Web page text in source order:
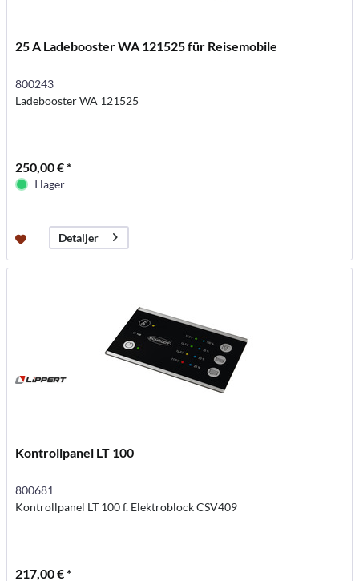
25 A Ladebooster WA 121525 für Reisemobile
800243
Ladebooster WA 121525
250,00 € *
I lager
Detaljer
Kontrollpanel LT 100
800681
Kontrollpanel LT 100 f. Elektroblock CSV409
217,00 € *